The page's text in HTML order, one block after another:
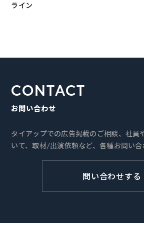
ライン
CONTACT
お問い合わせ
タイアップでの広告掲載のご相談、社員
いて、取材/出演依頼など、各種お問い合
問い合わせする